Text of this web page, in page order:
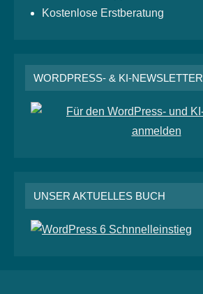
Kostenlose Erstberatung
WORDPRESS- & KI-NEWSLETTER
UNSER AKTUELLES BUCH